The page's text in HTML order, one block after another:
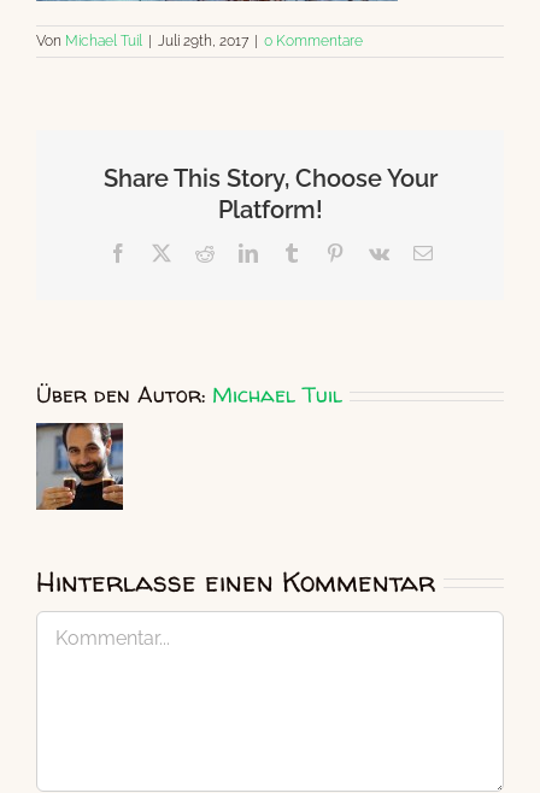
Von Michael Tuil Juli 29th, 2017 0 Kommentare
Share This Story, Choose Your
Platform!
Facebook RedditLinkedInTumblr Pinterest
Vk
E-
Über den Autor: Michael Tuil
Hinterlasse einen Kommentar
Kommentar